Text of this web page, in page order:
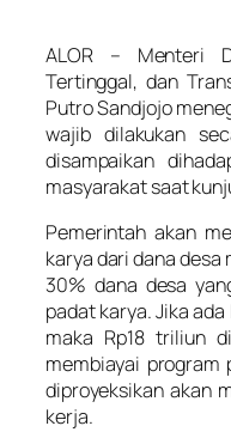
ALOR – Menteri
Tertinggal, dan
Putro Sandjojo
wajib dilakukan
disampaikan
masyarakat saat
Pemerintah akan
karya dari dana desa
30% dana desa
padat karya. Jika
maka Rp18 triliun
membiayai program
diproyeksikan akan
kerja.